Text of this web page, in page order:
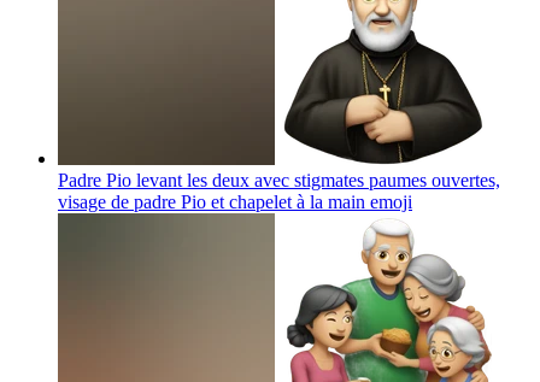
Padre Pio levant les deux avec stigmates paumes ouvertes,
visage de padre Pio et chapelet à la main emoji